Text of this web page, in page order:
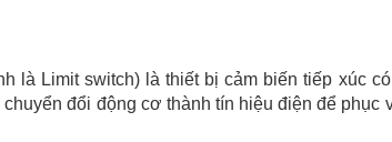
là Limit switch) là thiết bị cảm biến tiếp xúc
đổi động cơ thành tín hiệu điện để phục